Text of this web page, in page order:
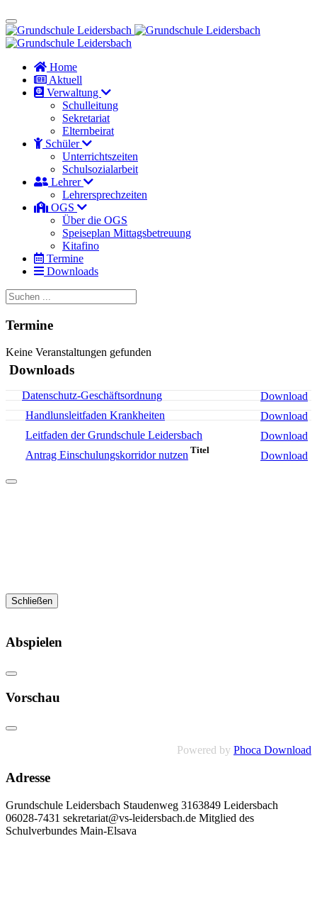
Home
Aktuell
Verwaltung
Schulleitung
Sekretariat
Elternbeirat
Schüler
Unterrichtszeiten
Schulsozialarbeit
Lehrer
Lehrersprechzeiten
OGS
Über die OGS
Speiseplan Mittagsbetreuung
Kitafino
Termine
Downloads
Termine
Keine Veranstaltungen gefunden
Downloads
Datenschutz-Geschäftsordnung
Download
Handlunsleitfaden Krankheiten
Download
Leitfaden der Grundschule Leidersbach
Download
Antrag Einschulungskorridor nutzen
Download
Titel
Schließen
Abspielen
Vorschau
Powered by Phoca Download
Adresse
Grundschule Leidersbach Staudenweg 3163849 Leidersbach
06028-7431 sekretariat@vs-leidersbach.de Mitglied des
Schulverbundes Main-Elsava